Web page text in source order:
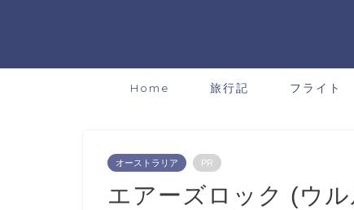
Home 旅行記 フライト
オーストラリア PR
エアーズロック (ウ